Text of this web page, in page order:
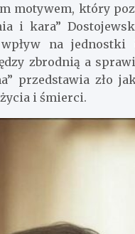
motywem, który
i kara”
na jednostki
zbrodnią a
przedstawia zło
i śmierci.